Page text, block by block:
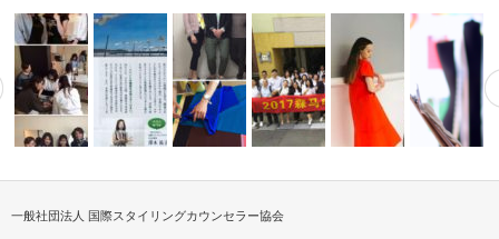
一般社団法人 国際スタイリングカウンセラー協会